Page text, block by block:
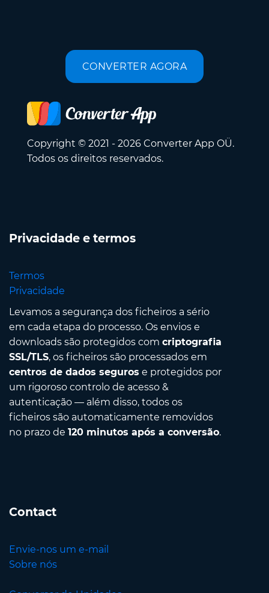
CONVERTER AGORA
Copyright © 2021 - 2026 Converter App OÜ.
Todos os direitos reservados.
Privacidade e termos
Termos
Privacidade
Levamos a segurança dos ficheiros a sério
em cada etapa do processo. Os envios e
downloads são protegidos com criptografia
SSL/TLS, os ficheiros são processados em
centros de dados seguros e protegidos por
um rigoroso controlo de acesso &
autenticação — além disso, todos os
ficheiros são automaticamente removidos
no prazo de 120 minutos após a conversão.
Contact
Envie-nos um e-mail
Sobre nós